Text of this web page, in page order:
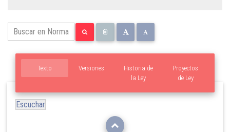
Texto Versiones
Proyectos
de Ley
Historia de
la Ley
Escuchar